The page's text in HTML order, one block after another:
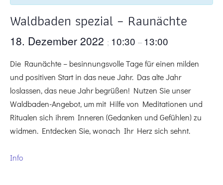
Waldbaden spezial – Raunächte
18. Dezember 2022 ; 10:30 – 13:00
Die Raunächte – besinnungsvolle Tage für einen milden
und positiven Start in das neue Jahr. Das alte Jahr
loslassen, das neue Jahr begrüßen! Nutzen Sie unser
Waldbaden-Angebot, um mit Hilfe von Meditationen und
Ritualen sich ihrem Inneren (Gedanken und Gefühlen) zu
widmen. Entdecken Sie, wonach Ihr Herz sich sehnt.
Info